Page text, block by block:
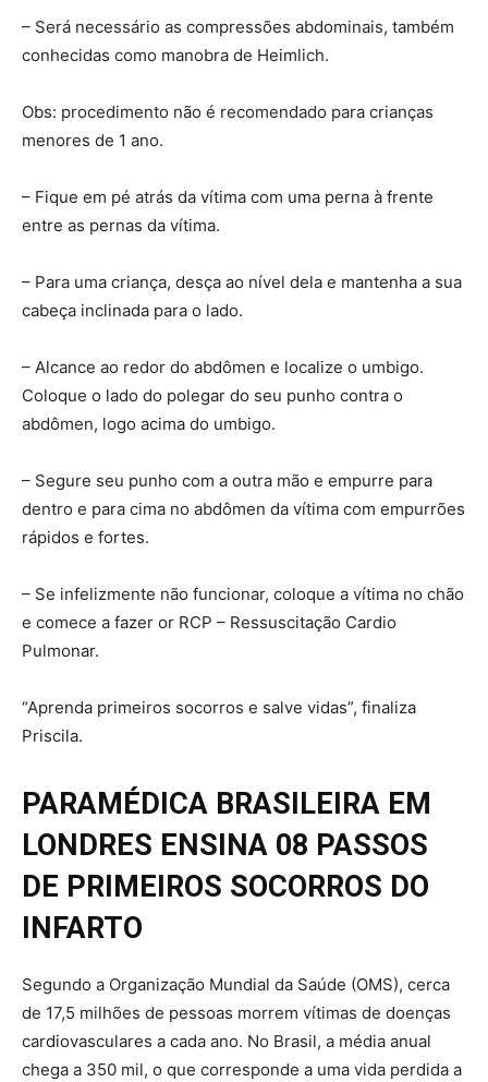
– Será necessário as compressões abdominais, também
conhecidas como manobra de Heimlich.
Obs: procedimento não é recomendado para crianças
menores de 1 ano.
– Fique em pé atrás da vítima com uma perna à frente
entre as pernas da vítima.
– Para uma criança, desça ao nível dela e mantenha a sua
cabeça inclinada para o lado.
– Alcance ao redor do abdômen e localize o umbigo.
Coloque o lado do polegar do seu punho contra o
abdômen, logo acima do umbigo.
– Segure seu punho com a outra mão e empurre para
dentro e para cima no abdômen da vítima com empurrões
rápidos e fortes.
– Se infelizmente não funcionar, coloque a vítima no chão
e comece a fazer or RCP – Ressuscitação Cardio
Pulmonar.
“Aprenda primeiros socorros e salve vidas”, finaliza
Priscila.
PARAMÉDICA BRASILEIRA EM
LONDRES ENSINA 08 PASSOS
DE PRIMEIROS SOCORROS DO
INFARTO
Segundo a Organização Mundial da Saúde (OMS), cerca
de 17,5 milhões de pessoas morrem vítimas de doenças
cardiovasculares a cada ano. No Brasil, a média anual
chega a 350 mil, o que corresponde a uma vida perdida a